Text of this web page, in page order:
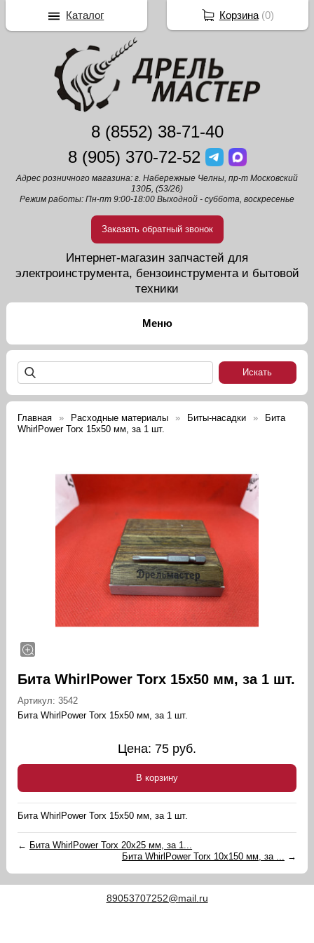
8 (8552) 38-71-40
8 (905) 370-72-52
Адрес розничного магазина: г. Набережные Челны, пр-т Московский
130Б, (53/26)
Режим работы: Пн-пт 9:00-18:00 Выходной - суббота, воскресенье
Заказать обратный звонок
Интернет-магазин запчастей для
электроинструмента, бензоинструмента и бытовой
техники
Главная Расходные материалы Биты-насадки
Бита
WhirlPower Torx 15х50 мм, за 1 шт.
Бита WhirlPower Torx 15х50 мм, за 1 шт.
Артикул:3542
Бита WhirlPower Torx 15х50 мм, за 1 шт.
Цена: 75 руб.
В корзину
Бита WhirlPower Torx 15х50 мм, за 1 шт.
← Бита WhirlPower Torx 20х25 мм, за 1...
Бита WhirlPower Torx 10х150 мм, за ... →
89053707252@mail.ru
Корзина(0)
Каталог